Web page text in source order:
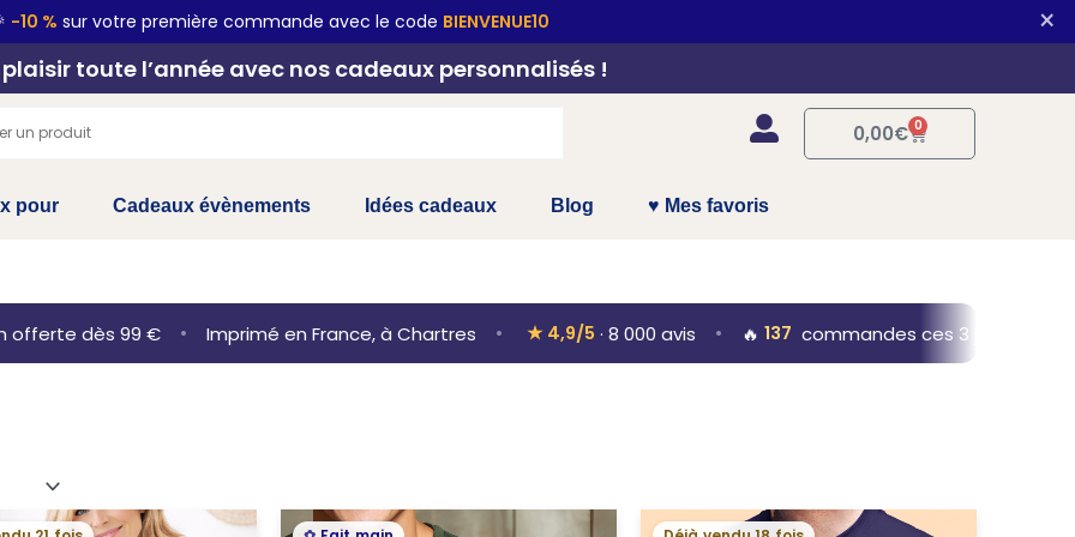
-10 % sur votre première commande avec le code BIENVENUE10 ×
toute l’année avec nos cadeaux personnalisés !
0,00€ 0
Panier
pour Cadeaux évènements Idées cadeaux Blog ♥ Mes favoris
dès 99 € • Imprimé en France, à Chartres • ★ 4,9/5 · 8 000 avis • 🔥 137 commandes ces 3 jours
Plage